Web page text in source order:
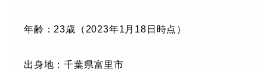
年齢：23歳（2023年1月18日時点）
出身地：千葉県富里市